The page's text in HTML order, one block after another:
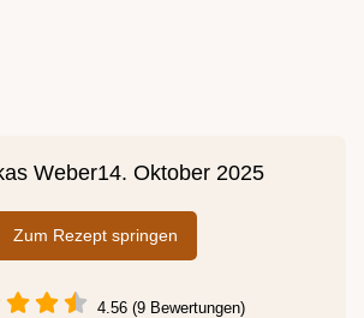
Weber14. Oktober 2025
Zum Rezept springen
4.56 (9 Bewertungen)